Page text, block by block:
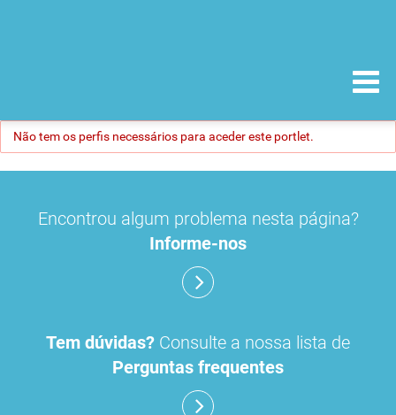
Não tem os perfis necessários para aceder este portlet.
Encontrou algum problema nesta página?
Informe-nos
Tem dúvidas? Consulte a nossa lista de
Perguntas frequentes